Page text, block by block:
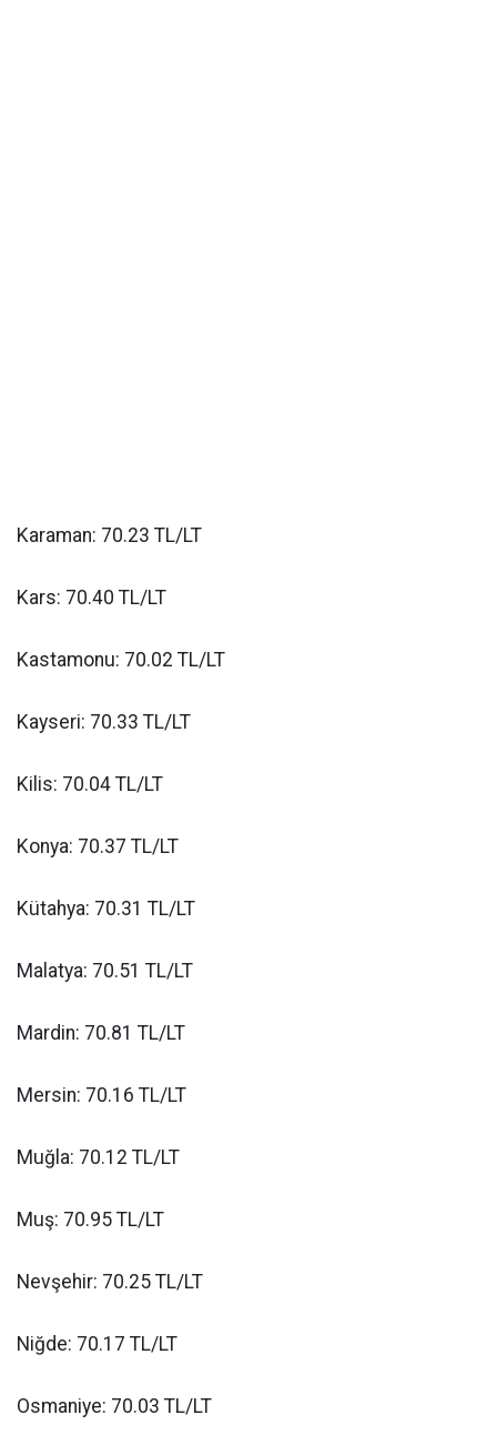
Karaman: 70.23 TL/LT
Kars: 70.40 TL/LT
Kastamonu: 70.02 TL/LT
Kayseri: 70.33 TL/LT
Kilis: 70.04 TL/LT
Konya: 70.37 TL/LT
Kütahya: 70.31 TL/LT
Malatya: 70.51 TL/LT
Mardin: 70.81 TL/LT
Mersin: 70.16 TL/LT
Muğla: 70.12 TL/LT
Muş: 70.95 TL/LT
Nevşehir: 70.25 TL/LT
Niğde: 70.17 TL/LT
Osmaniye: 70.03 TL/LT